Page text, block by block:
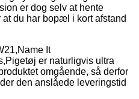
er dog selv at hente
du har bopæl i kort afstand
It
er naturligvis ultra
omgående, så derfor
den anslåede leveringstid